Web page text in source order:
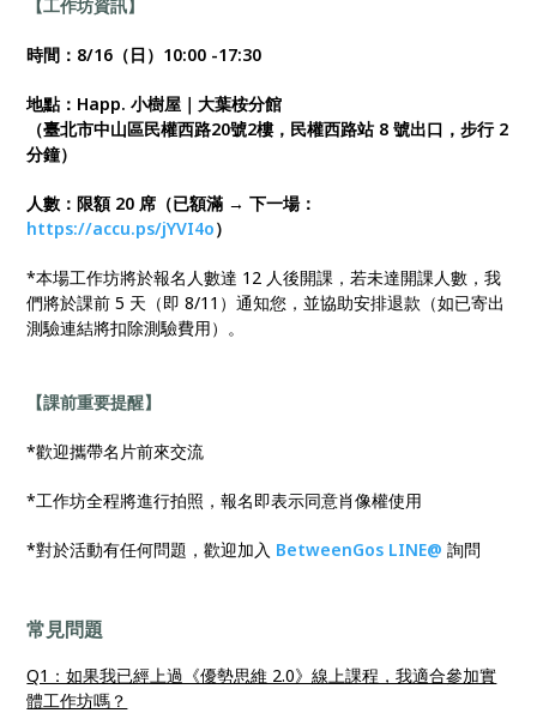
【工作坊資訊】
時間：8/16（日）10:00 -17:30
地點：Happ. 小樹屋｜大葉桉分館
（臺北市中山區民權西路20號2樓，民權西路站 8 號出口，步行 2
分鐘）
人數：限額 20 席（已額滿 → 下一場：
https://accu.ps/jYVI4o）
*本場工作坊將於報名人數達 12 人後開課，若未達開課人數，我
們將於課前 5 天（即 8/11）通知您，並協助安排退款（如已寄出
測驗連結將扣除測驗費用）。
【課前重要提醒】
*歡迎攜帶名片前來交流
*工作坊全程將進行拍照，報名即表示同意肖像權使用
*對於活動有任何問題，歡迎加入 BetweenGos LINE@ 詢問
常見問題
Q1：如果我已經上過《優勢思維 2.0》線上課程，我適合參加實
體工作坊嗎？